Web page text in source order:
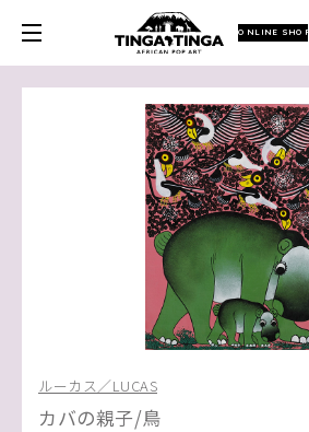
ONLINE SHOP
ルーカス／LUCAS
カバの親子/鳥